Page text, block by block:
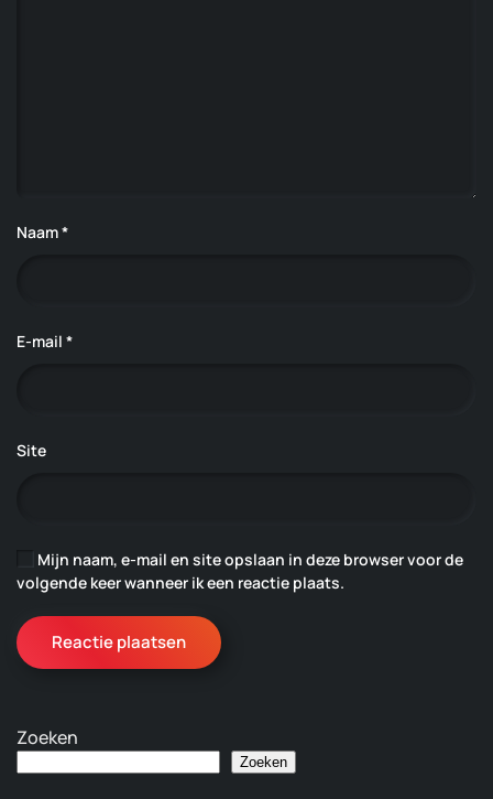
Naam*
E-mail *
Site
Mijn naam, e-mail en site opslaan in deze browser voor de
volgende keer wanneer ik een reactie plaats.
Reactie plaatsen
Zoeken
Zoeken